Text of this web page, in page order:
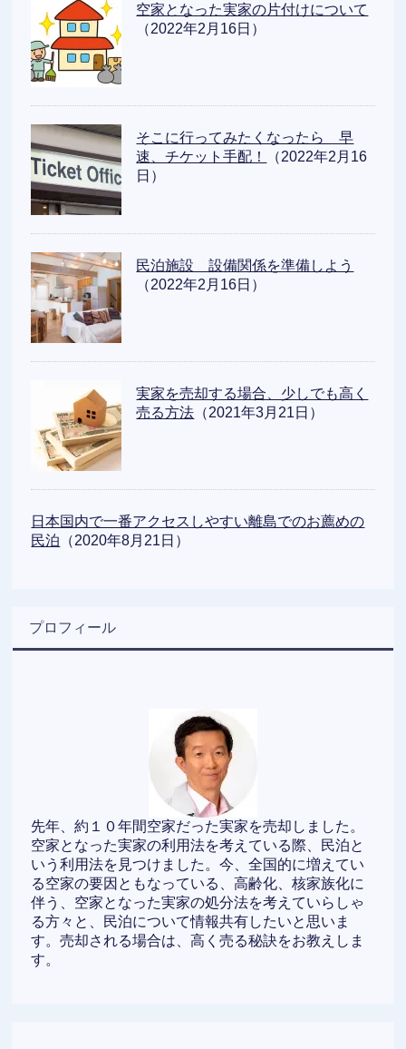
空家となった実家の片付けについて
（2022年2月16日）
そこに行ってみたくなったら 早
速、チケット手配！
（2022年2月16
日）
民泊施設 設備関係を準備しよう
（2022年2月16日）
実家を売却する場合、少しでも高く
売る方法 （2021年3月21日）
日本国内で一番アクセスしやすい離島でのお薦めの
民泊 （2020年8月21日）
プロフィール
先年、約１０年間空家だった実家を売却しました。
空家となった実家の利用法を考えている際、民泊と
いう利用法を見つけました。今、全国的に増えてい
る空家の要因ともなっている、高齢化、核家族化に
伴う、空家となった実家の処分法を考えていらしゃ
る方々と、民泊について情報共有したいと思いま
す。売却される場合は、高く売る秘訣をお教えしま
す。